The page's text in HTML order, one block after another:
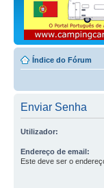
Índice do Fórum
Enviar Senha
Utilizador:
Endereço de email:
Este deve ser o